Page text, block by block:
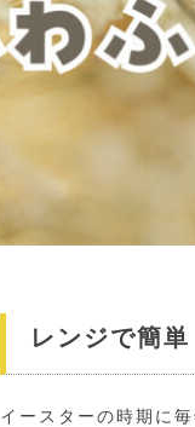
レンジで簡
イースターの時期に